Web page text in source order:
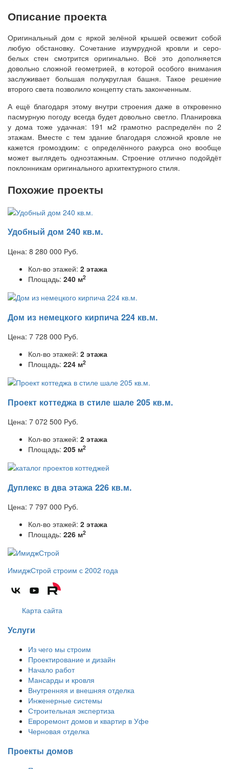
Описание проекта
Оригинальный дом с яркой зелёной крышей освежит собой
любую обстановку. Сочетание изумрудной кровли и серо-
белых стен смотрится оригинально. Всё это дополняется
довольно сложной геометрией, в которой особого внимания
заслуживает большая полукруглая башня. Такое решение
второго света позволило концепту стать законченным.
А ещё благодаря этому внутри строения даже в откровенно
пасмурную погоду всегда будет довольно светло. Планировка
у дома тоже удачная: 191 м2 грамотно распределён по 2
этажам. Вместе с тем здание благодаря сложной кровле не
кажется громоздким: с определённого ракурса оно вообще
может выглядеть одноэтажным. Строение отлично подойдёт
поклонникам оригинального архитектурного стиля.
Похожие проекты
Удобный дом 240 кв.м.
Цена: 8 280 000 Руб.
Кол-во этажей: 2 этажа
Площадь: 240 м2
Дом из немецкого кирпича 224 кв.м.
Цена: 7 728 000 Руб.
Кол-во этажей: 2 этажа
Площадь: 224 м2
Проект коттеджа в стиле шале 205 кв.м.
Цена: 7 072 500 Руб.
Кол-во этажей: 2 этажа
Площадь: 205 м2
Дуплекс в два этажа 226 кв.м.
Цена: 7 797 000 Руб.
Кол-во этажей: 2 этажа
Площадь: 226 м2
ИмиджСтрой строим с 2002 года
Карта сайта
Услуги
Из чего мы строим
Проектирование и дизайн
Начало работ
Мансарды и кровля
Внутренняя и внешняя отделка
Инженерные системы
Строительная экспертиза
Евроремонт домов и квартир в Уфе
Черновая отделка
Проекты домов